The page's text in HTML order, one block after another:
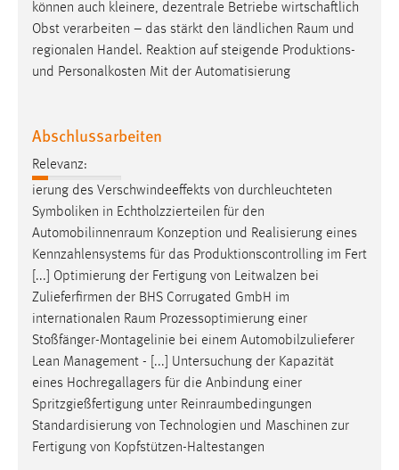
können auch kleinere, dezentrale Betriebe wirtschaftlich
Obst verarbeiten – das stärkt den ländlichen Raum und
regionalen Handel. Reaktion auf steigende Produktions-
und Personalkosten Mit der Automatisierung
Abschlussarbeiten
Relevanz:
ierung des Verschwindeeffekts von durchleuchteten
Symboliken in Echtholzzierteilen für den
Automobilinnenraum Konzeption und Realisierung eines
Kennzahlensystems für das Produktionscontrolling im Fert
[...] Optimierung der Fertigung von Leitwalzen bei
Zulieferfirmen der BHS Corrugated GmbH im
internationalen Raum Prozessoptimierung einer
Stoßfänger-Montagelinie bei einem Automobilzulieferer
Lean Management - [...] Untersuchung der Kapazität
eines Hochregallagers für die Anbindung einer
Spritzgießfertigung unter Reinraumbedingungen
Standardisierung von Technologien und Maschinen zur
Fertigung von Kopfstützen-Haltestangen
Name:
_pk_ref, _pk_cvar, _pk_id, _pk_ses
Zweck:
Cookie Laufzeit:
MARKETING
Marketing Cookies werden von Drittanbietern
verwendet, um personalisierte Werbung anzuzeigen.
Sie tun dies, indem sie Besucher über Websites
hinweg verfolgen.
Google Ads
Name:
_gcl_au
Anbieter: